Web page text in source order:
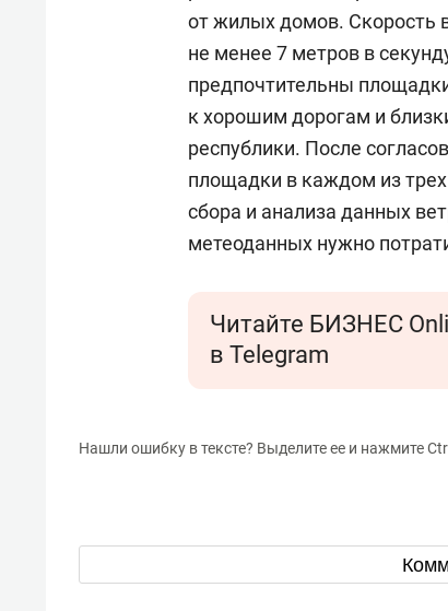
от жилых домов. Скорость
не менее 7 метров в
предпочтительны
к хорошим дорогам и
республики. После
площадки в каждом из
сбора и анализа данных
метеоданных нужно
Читайте БИЗНЕС
в Telegram
Нашли ошибку в тексте? Выделите ее и нажмите